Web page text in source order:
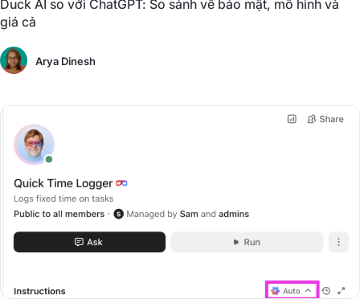
Duck AI so với ChatGPT: So sánh về bảo mật, mô hình và
giá cả
Arya Dinesh